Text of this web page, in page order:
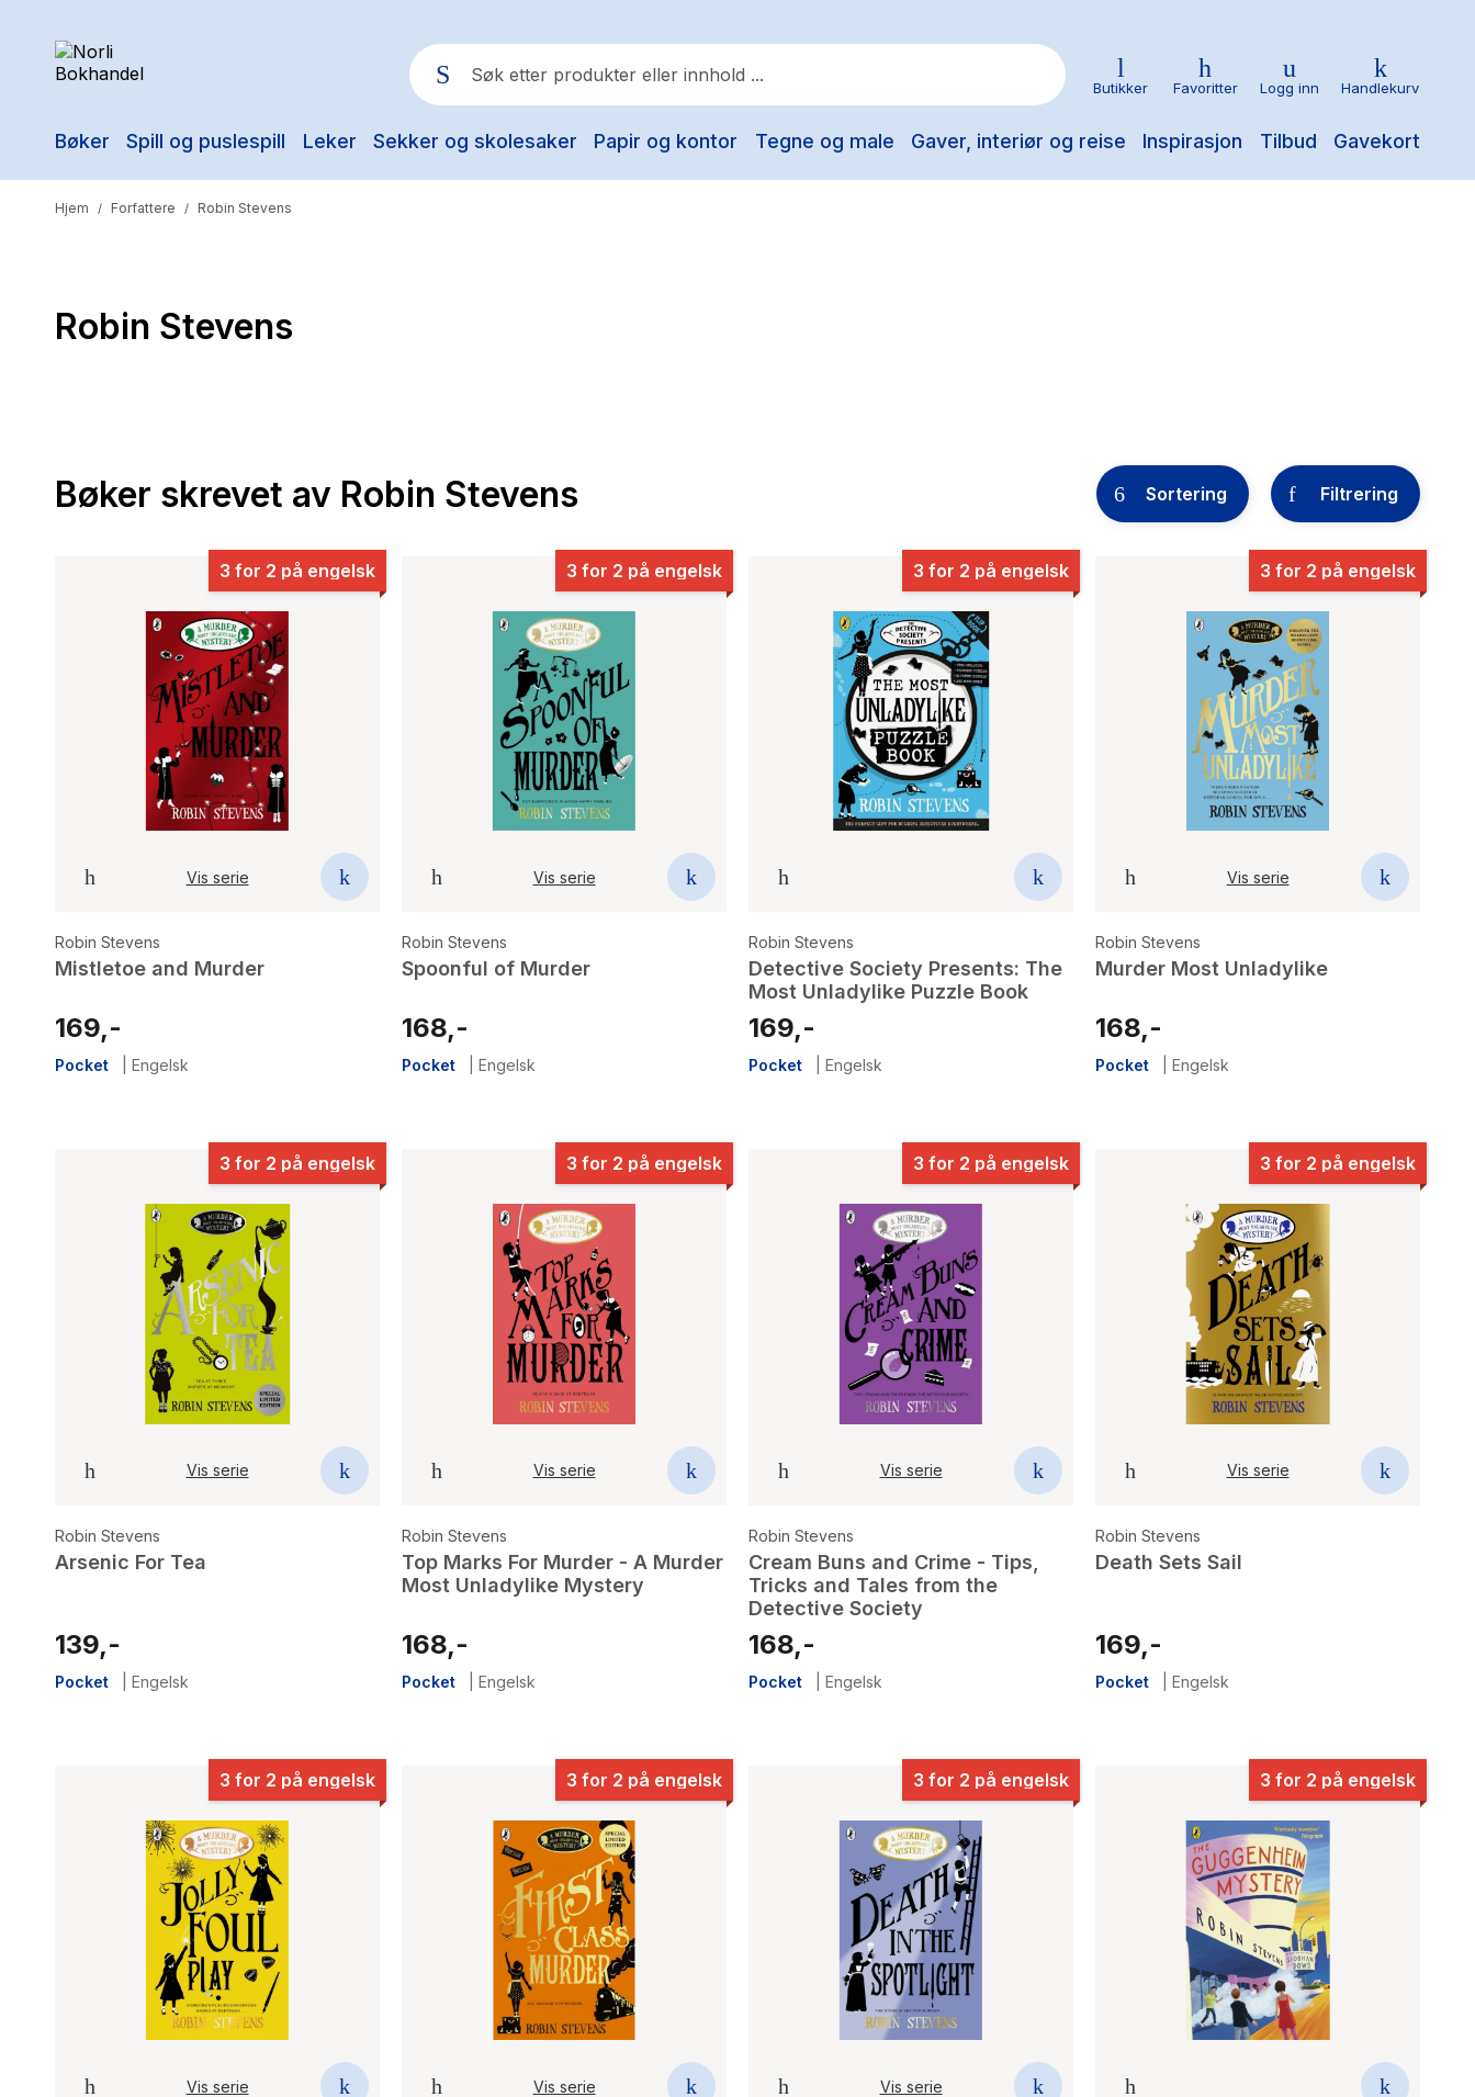
Bøker Spill og puslespill Leker Sekker og skolesaker Papir og kontor Tegne og male Gaver, interiør og reise Inspirasjon Tilbud Gavekort
Populære søk
The Housemaid
Butikker Favoritter Logg inn Handlekurv
Hjem / Forfattere / Robin Stevens
Robin Stevens
Bøker skrevet av Robin Stevens Filtrering
Sortering
3 for 2 på engelsk
Vis serie
Robin Stevens
Mistletoe and Murder
169,-
Pocket Engelsk
3 for 2 på engelsk
Vis serie
Robin Stevens
Spoonful of Murder
168,-
Pocket Engelsk
3 for 2 på engelsk
Robin Stevens
Detective Society Presents: The
Most Unladylike Puzzle Book
169,-
Pocket Engelsk
3 for 2 på engelsk
Vis serie
Robin Stevens
Murder Most Unladylike
168,-
Pocket Engelsk
3 for 2 på engelsk
Vis serie
Robin Stevens
Arsenic For Tea
139,-
Pocket Engelsk
3 for 2 på engelsk
Vis serie
Robin Stevens
Top Marks For Murder - A Murder
Most Unladylike Mystery
168,-
Pocket Engelsk
3 for 2 på engelsk
Vis serie
Robin Stevens
Cream Buns and Crime - Tips,
Tricks and Tales from the
Detective Society
168,-
Pocket Engelsk
3 for 2 på engelsk
Vis serie
Robin Stevens
Death Sets Sail
169,-
Pocket Engelsk
3 for 2 på engelsk
Vis serie
3 for 2 på engelsk
Vis serie
3 for 2 på engelsk
Vis serie
3 for 2 på engelsk